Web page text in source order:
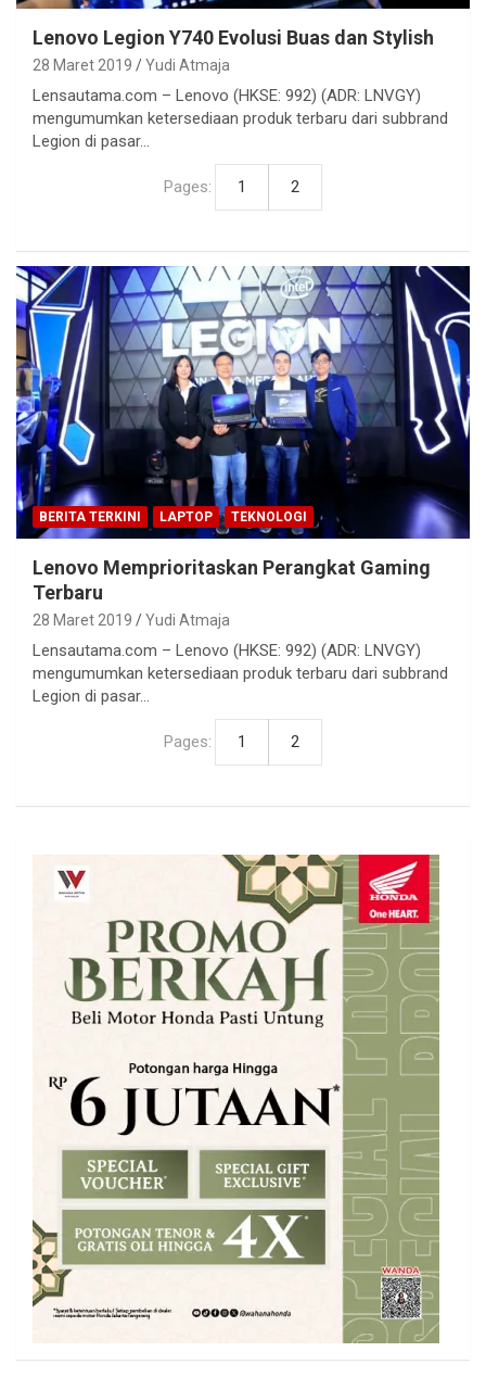
Lenovo Legion Y740 Evolusi Buas dan Stylish
28 Maret 2019 Yudi Atmaja
Lensautama.com – Lenovo (HKSE: 992) (ADR: LNVGY)
mengumumkan ketersediaan produk terbaru dari subbrand
Legion di pasar…
Pages: 1 2
BERITA TERKINI LAPTOP TEKNOLOGI
Lenovo Memprioritaskan Perangkat Gaming
Terbaru
28 Maret 2019 Yudi Atmaja
Lensautama.com – Lenovo (HKSE: 992) (ADR: LNVGY)
mengumumkan ketersediaan produk terbaru dari subbrand
Legion di pasar…
Pages: 1 2